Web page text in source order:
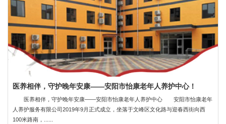
医养相伴，守护晚年安康——安阳市怡康老年人养护中心！
医养相伴，守护晚年安康——安阳市怡康老年人养护中心 安阳市怡康老年
人养护服务有限公司2019年9月正式成立，坐落于文峰区文化路与迎春西街向西
100米路南，......